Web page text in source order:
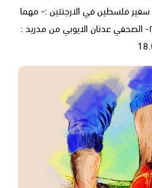
سفير فلسطين في الارجنتين :- مهما
كانت النتيجه ساكون راضيا ..٢- الصحفي عدنان الايوبي من مدريد :